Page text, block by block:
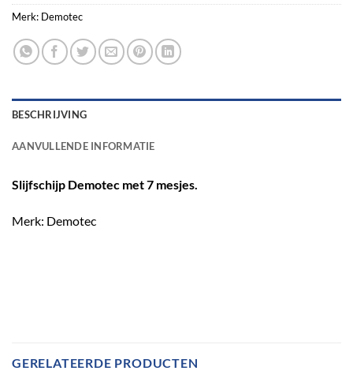
Merk: Demotec
BESCHRIJVING
AANVULLENDE INFORMATIE
Slijfschijp Demotec met 7 mesjes.
Merk: Demotec
GERELATEERDE PRODUCTEN